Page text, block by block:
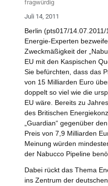
fragwürdig
Juli 14, 2011
Berlin (pts017/
Energie-Experten
Zweckmäßigkeit der
EU mit den Kaspischen
Sie befürchten, dass das
von 15 Milliarden Euro
doppelt so viel wie die
EU wäre. Bereits zu
des Britischen
„Guardian“ gegenüber
Preis von 7,9 Milliarden
Meinung würden
der Nabucco Pipeline
Dabei rückt das Thema
ins Zentrum der